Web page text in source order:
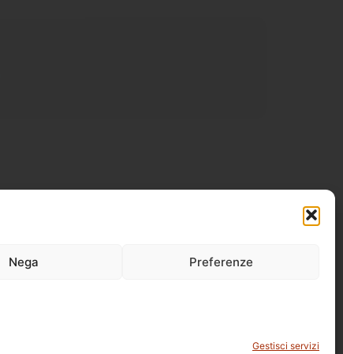
Gestisci servizi
Nega Preferenze